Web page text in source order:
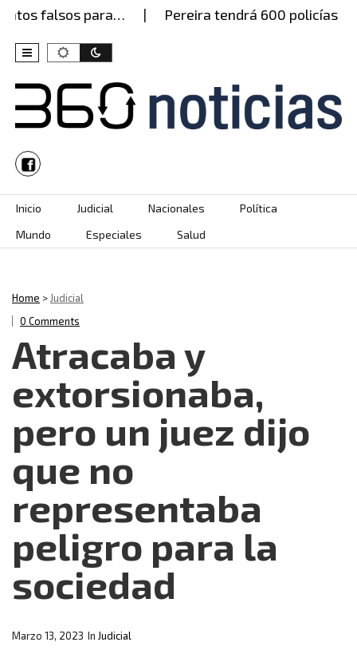
falsos para… Pereira tendrá 600 policías
Skip to content
Inicio Judicial Nacionales
Política
Mundo
Especiales Salud
Home >Judicial
0 Comments
Atracaba y
extorsionaba,
pero un juez dijo
que no
representaba
peligro para la
sociedad
In Judicial
Marzo 13, 2023